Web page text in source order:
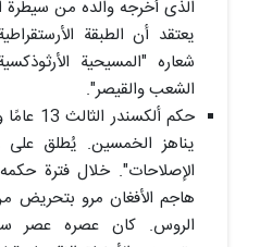
الذی أخرجه والده من سیطرة
یعتقد أن الطبقة
شعاره "المسیحیة
الشعب والقیصر".
یناهز الخمسین. یُطلق
الإصلاحات". خلال فترة
هاجم الأفغان مرو بتحریض
الروس. کان عصره عصر